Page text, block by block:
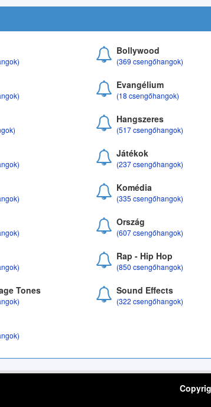
Bollywood
(369 csengőhangok)
Evangélium
(18 csengőhangok)
Hangszeres
(517 csengőhangok)
Játékok
(237 csengőhangok)
Komédia
(335 csengőhangok)
Ország
(607 csengőhangok)
Rap - Hip Hop
(850 csengőhangok)
Tones Sound Effects
(322 csengőhangok)